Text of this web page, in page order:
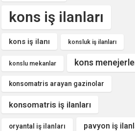
kons iş ilanları
kons iş ilanı konsluk iş ilanları
konslu mekanlar kons
konsomatris arayan gazinolar
konsomatris iş ilanları
oryantal iş ilanları pavyon iş